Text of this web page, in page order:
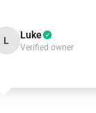
L Luke
Verified owner